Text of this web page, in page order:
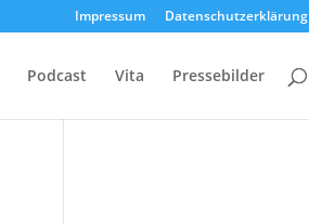
Impressum Datenschutzerklärung
Podcast Vita Pressebilder